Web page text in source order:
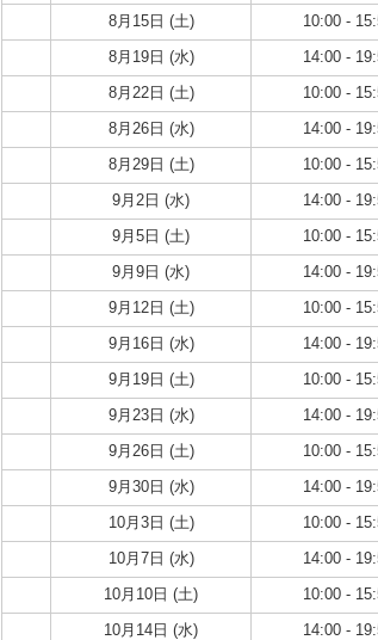
8月15日 (土)
10:00 -
8月19日 (水)
14:00 -
8月22日 (土)
10:00 -
8月26日 (水)
14:00 -
8月29日 (土)
10:00 -
9月2日 (水)
14:00 -
9月5日 (土)
10:00 -
9月9日 (水)
14:00 -
9月12日 (土)
10:00 -
9月16日 (水)
14:00 -
9月19日 (土)
10:00 -
9月23日 (水)
14:00 -
9月26日 (土)
10:00 -
9月30日 (水)
14:00 -
10月3日 (土)
10:00 -
10月7日 (水)
14:00 -
10月10日 (土)
10:00 -
10月14日 (水)
14:00 -